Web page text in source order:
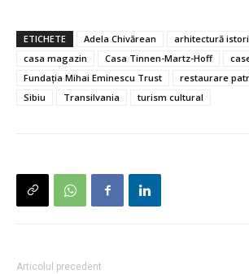
ETICHETE Adela Chivărean
arhitectură
casa magazin
Casa Tinnen-Martz-Hoff
Fundația Mihai Eminescu Trust
restaurare
Sibiu
Transilvania turism cultural
Articolul precedent